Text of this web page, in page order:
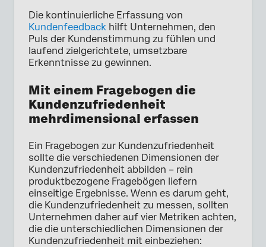
Die kontinuierliche Erfassung von
Kundenfeedback hilft Unternehmen, den
Puls der Kundenstimmung zu fühlen und
laufend zielgerichtete, umsetzbare
Erkenntnisse zu gewinnen.
Mit einem Fragebogen die
Kundenzufriedenheit
mehrdimensional erfassen
Ein Fragebogen zur Kundenzufriedenheit
sollte die verschiedenen Dimensionen der
Kundenzufriedenheit abbilden – rein
produktbezogene Fragebögen liefern
einseitige Ergebnisse. Wenn es darum geht,
die Kundenzufriedenheit zu messen, sollten
Unternehmen daher auf vier Metriken achten,
die die unterschiedlichen Dimensionen der
Kundenzufriedenheit mit einbeziehen: